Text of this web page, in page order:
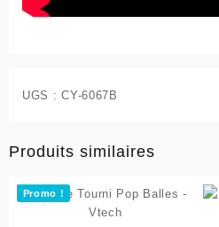
UGS :CY-6067B
Produits similaires
Promo !